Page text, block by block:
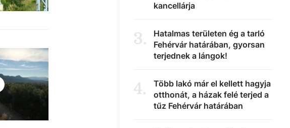
kancellárja
3.
Hatalmas területen ég a tarló
Fehérvár határában, gyorsan
terjednek a lángok!
4.
Több lakó már el kellett hagyja
otthonát, a házak felé terjed a
tűz Fehérvár határában